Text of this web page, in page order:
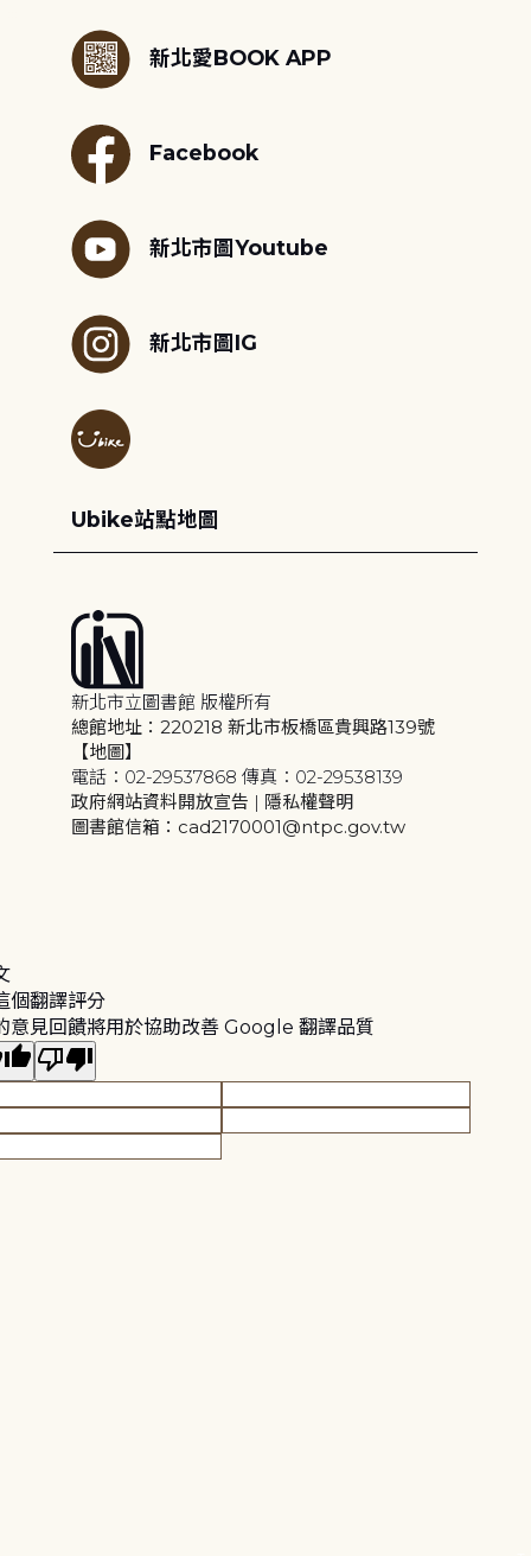
新北愛BOOK APP
Facebook
新北市圖Youtube
新北市圖IG
Ubike站點地圖
新北市立圖書館 版權所有
總館地址：220218 新北市板橋區貴興路139號
【地圖】
電話：02-29537868 傳真：02-29538139
政府網站資料開放宣告 | 隱私權聲明
圖書館信箱：cad2170001@ntpc.gov.tw
個翻譯評分
意見回饋將用於協助改善 Google 翻譯品質